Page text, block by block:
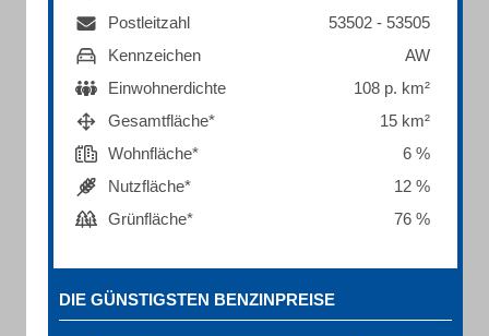
Postleitzahl
53502 - 53505
Kennzeichen
AW
Einwohnerdichte
108 p. km²
Gesamtfläche*
15 km²
Wohnfläche*
6 %
Nutzfläche*
12 %
Grünfläche*
76 %
DIE GÜNSTIGSTEN BENZINPREISE